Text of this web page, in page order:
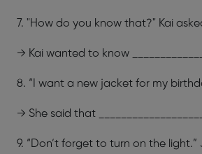
7. "How do you know that?" Kai
→ Kai wanted to know
8. “I want a new jacket for my
→ She said that
9. “Don’t forget to turn on the light.”